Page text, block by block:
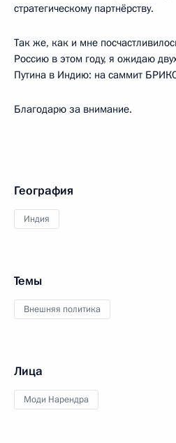
стратегическому партнёрству.
Так же, как и мне
Россию в этом году, я ожидаю
Путина в Индию: на саммит
Благодарю за внимание.
География
Индия
Темы
Внешняя политика
Лица
Моди Нарендра